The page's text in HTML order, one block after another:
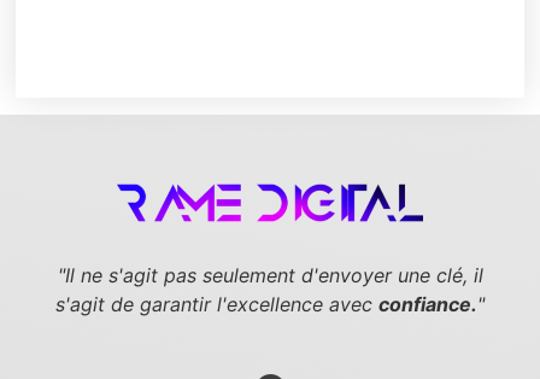
"Il ne s'agit pas seulement d'envoyer une clé, il
s'agit de garantir l'excellence avec confiance."